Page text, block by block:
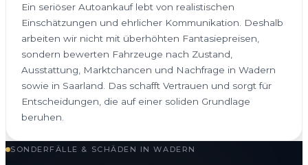
Ein seriöser Autoankauf lebt von realistischen
Einschätzungen und ehrlicher Kommunikation. Deshalb
arbeiten wir nicht mit überhöhten Fantasiepreisen,
sondern bewerten Fahrzeuge nach Zustand,
Ausstattung, Marktchancen und Nachfrage in Wadern
sowie in Saarland. Das schafft Vertrauen und sorgt für
Entscheidungen, die auf einer soliden Grundlage
beruhen.
SONDERFÄLLE & SCHÄDEN IN WADERN